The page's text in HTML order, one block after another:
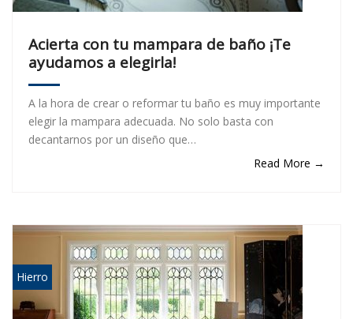
Acierta con tu mampara de baño ¡Te
ayudamos a elegirla!
A la hora de crear o reformar tu baño es muy importante
elegir la mampara adecuada. No solo basta con
decantarnos por un diseño que…
Read More →
Hierro